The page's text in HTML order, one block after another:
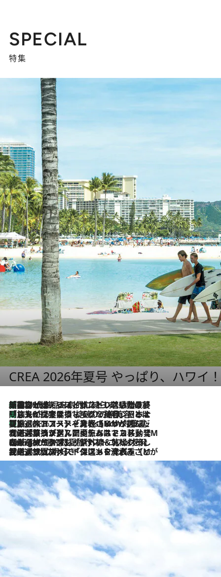
SPECIAL
特集
CREA 2026年夏号 やっぱり、ハワイ
2026.8.6
「荷物が増えるほど旅ストレスは増す」美容ジャーナリストがたどり着いた最終結論。“化粧品を劇的に減らす”感動の凝縮美容とは
2026.8.6
「旅先には金髪ウィッグを持参」日本と同じメイクでは損してる!? 美容ジャーナリストが提案する“掟破りの旅美容”とは
2026.8.6
【厳選旅コスメ】「身軽さ＆UV対策重視！」ヘアアーティストshucoが選んだ夏旅ベストコスメを発表【Mサイズジップ】
2026.8.5
【厳選旅コスメ】国内をあちこち移動する河井菜摘が選んだ夏旅ベストコスメ発表！「リラックスアイテムはマスト」【Mサイズジップ】
2026.8.4
【厳選旅コスメ】「紫外線＆乾燥対策しながらメイク感も！」ヘア＆メイクGeorgeが選んだ夏旅ベストコスメを発表！【Mサイズジップ】
2026.8.3
【厳選旅コスメ】「保湿もタイパ重視！」“サウナ好き”タレント清水みさとが愛用する夏旅ベストコスメを発表！【Mサイズジップ】